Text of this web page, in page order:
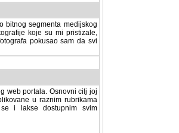
bitnog segmenta medijskog
koje su mi pristizale,
pokusao sam da svi
web portala. Osnovni cilj joj
u raznim rubrikama
i lakse dostupnim svim